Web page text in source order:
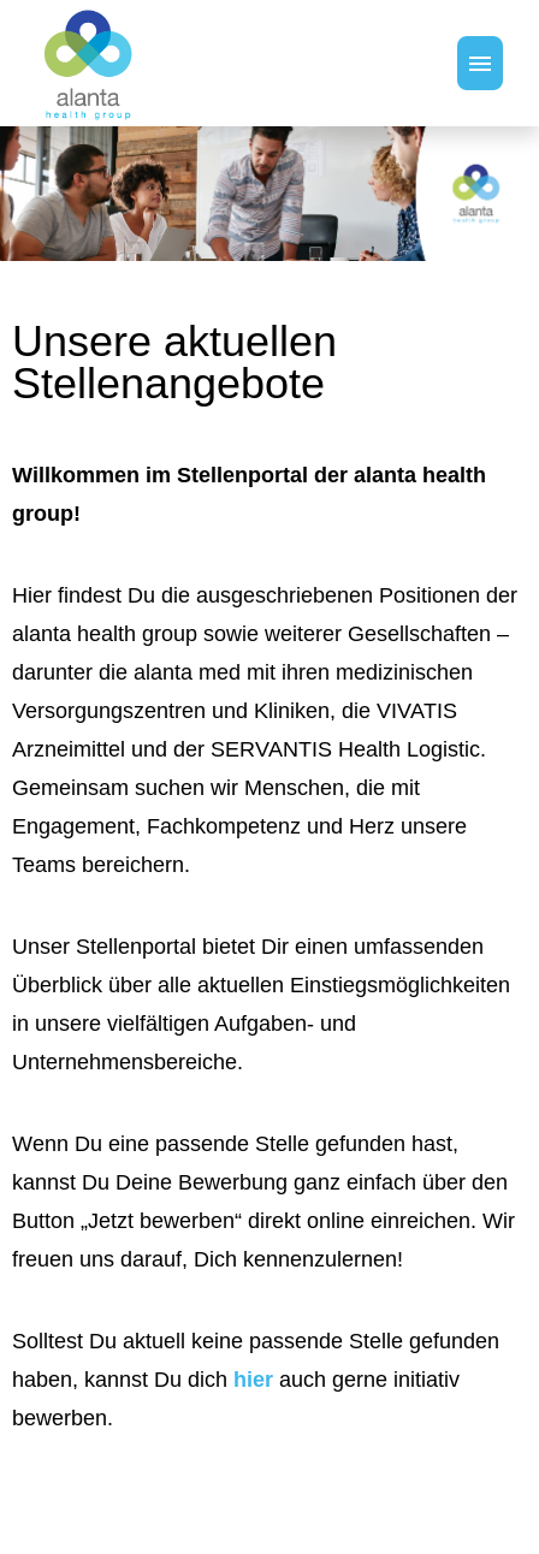
Stellenangebote
Unsere aktuellen
Stellenangebote
Willkommen im Stellenportal der alanta health
group!
Hier findest Du die ausgeschriebenen Positionen der
alanta health group sowie weiterer Gesellschaften –
darunter die alanta med mit ihren medizinischen
Versorgungszentren und Kliniken, die VIVATIS
Arzneimittel und der SERVANTIS Health Logistic.
Gemeinsam suchen wir Menschen, die mit
Engagement, Fachkompetenz und Herz unsere
Teams bereichern.
Unser Stellenportal bietet Dir einen umfassenden
Überblick über alle aktuellen Einstiegsmöglichkeiten
in unsere vielfältigen Aufgaben- und
Unternehmensbereiche.
Wenn Du eine passende Stelle gefunden hast,
kannst Du Deine Bewerbung ganz einfach über den
Button „Jetzt bewerben“ direkt online einreichen. Wir
freuen uns darauf, Dich kennenzulernen!
Solltest Du aktuell keine passende Stelle gefunden
haben, kannst Du dich hier auch gerne initiativ
bewerben.